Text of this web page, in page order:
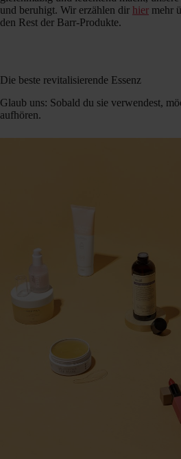
und beruhigt. Wir erzählen dir hier mehr
den Rest der Barr-Produkte.
Die beste revitalisierende Essenz
Glaub uns: Sobald du sie verwendest,
aufhören.